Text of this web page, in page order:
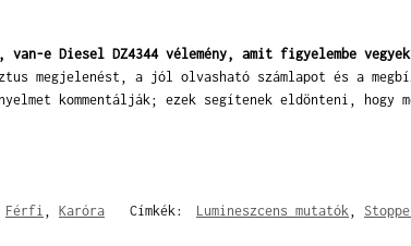
e Diesel DZ4344 vélemény, amit figyelembe
megjelenést, a jól olvasható számlapot és a
kommentálják; ezek segítenek eldönteni, hogy
Férfi Karóra Címkék: Lumineszcens mutatók